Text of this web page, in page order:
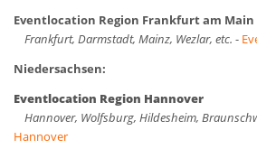
Eventlocation Region Frankfurt am Main
Frankfurt, Darmstadt, Mainz, Wezlar, etc. -
Niedersachsen:
Eventlocation Region Hannover
Hannover, Wolfsburg, Hildesheim,
Hannover